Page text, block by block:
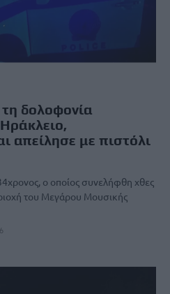
δολοφονία
απείλησε με πιστόλι
ο οποίος συνελήφθη χθες
του Μεγάρου Μουσικής